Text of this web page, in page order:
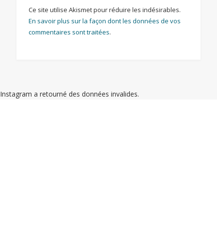
Ce site utilise Akismet pour réduire les indésirables.
En savoir plus sur la façon dont les données de vos
commentaires sont traitées.
Instagram a retourné des données invalides.